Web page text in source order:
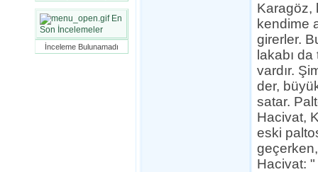
En
Son İncelemeler
İnceleme Bulunamadı
Karagöz,
kendime
girerler.
lakabı
vardır.
der,
satar.
Hacivat,
eski
Hacivat: